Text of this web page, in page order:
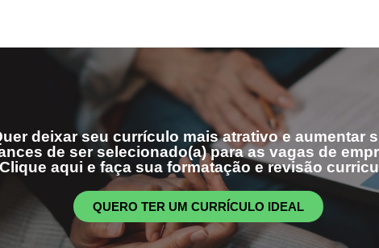
deixar seu currículo mais atrativo e aumentar
de ser selecionado(a) para as vagas de
aqui e faça sua formatação e revisão
QUERO TER UM CURRÍCULO IDEAL